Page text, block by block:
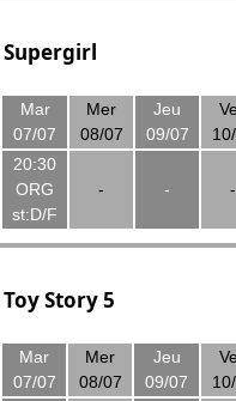
Supergirl
Mar
07/07
Mer
08/07
Jeu
09/07
20:30
ORG
st:D/F
- - -
Toy Story 5
Mar
07/07
Mer
08/07
Jeu
09/07